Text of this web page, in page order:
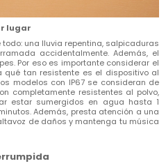
lugar
una lluvia repentina, salpicaduras
accidentalmente. Además, el
Por eso es importante considerar el
qué tan resistente es el dispositivo al
modelos con IP67 se consideran de
completamente resistentes al polvo,
estar sumergidos en agua hasta 1
Además, presta atención a una
de daños y mantenga tu música